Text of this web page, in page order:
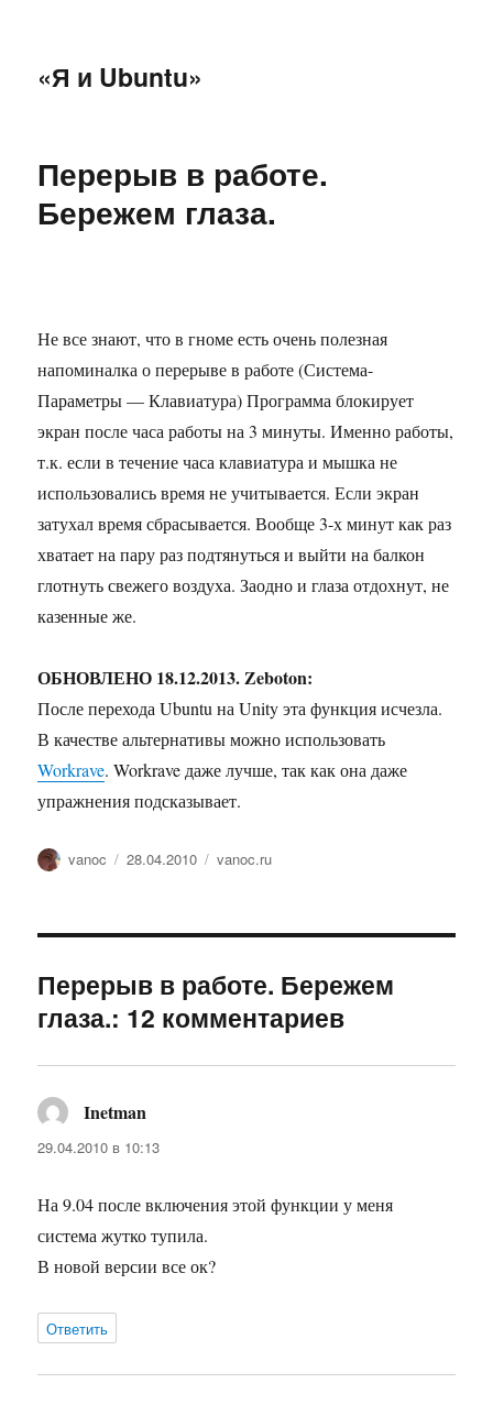
«Я и Ubuntu»
Перерыв в работе.
Бережем глаза.
Не все знают, что в гноме есть очень полезная
напоминалка о перерыве в работе (Система-
Параметры — Клавиатура) Программа блокирует
экран после часа работы на 3 минуты. Именно работы,
т.к. если в течение часа клавиатура и мышка не
использовались время не учитывается. Если экран
затухал время сбрасывается. Вообще 3-х минут как раз
хватает на пару раз подтянуться и выйти на балкон
глотнуть свежего воздуха. Заодно и глаза отдохнут, не
казенные же.
ОБНОВЛЕНО 18.12.2013. Zeboton:
После перехода Ubuntu на Unity эта функция исчезла.
В качестве альтернативы можно использовать
Workrave. Workrave даже лучше, так как она даже
упражнения подсказывает.
Автор
vanoc Опубликовано
28.04.2010 Рубрики
vanoc.ru
Перерыв в работе. Бережем
глаза.: 12 комментариев
Inetman
29.04.2010 в 10:13
На 9.04 после включения этой функции у меня
система жутко тупила.
В новой версии все ок?
Ответить